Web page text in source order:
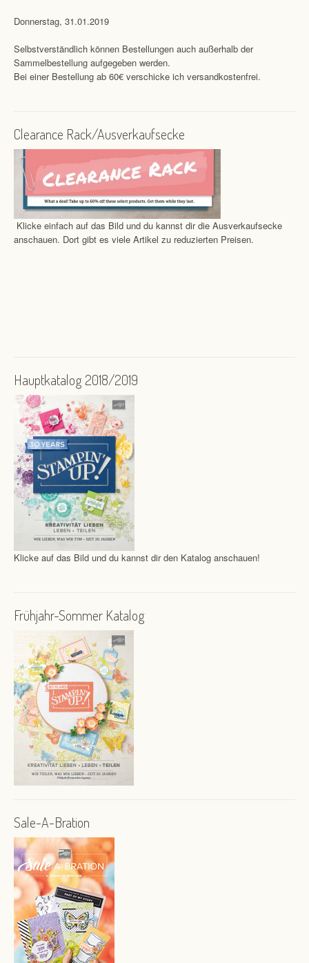
Donnerstag, 31.01.2019
Selbstverständlich können Bestellungen auch außerhalb der
Sammelbestellung aufgegeben werden.
Bei einer Bestellung ab 60€ verschicke ich versandkostenfrei.
Clearance Rack/Ausverkaufsecke
Klicke einfach auf das Bild und du kannst dir die Ausverkaufsecke
anschauen. Dort gibt es viele Artikel zu reduzierten Preisen.
Hauptkatalog 2018/2019
Klicke auf das Bild und du kannst dir den Katalog anschauen!
Frühjahr-Sommer Katalog
Sale-A-Bration